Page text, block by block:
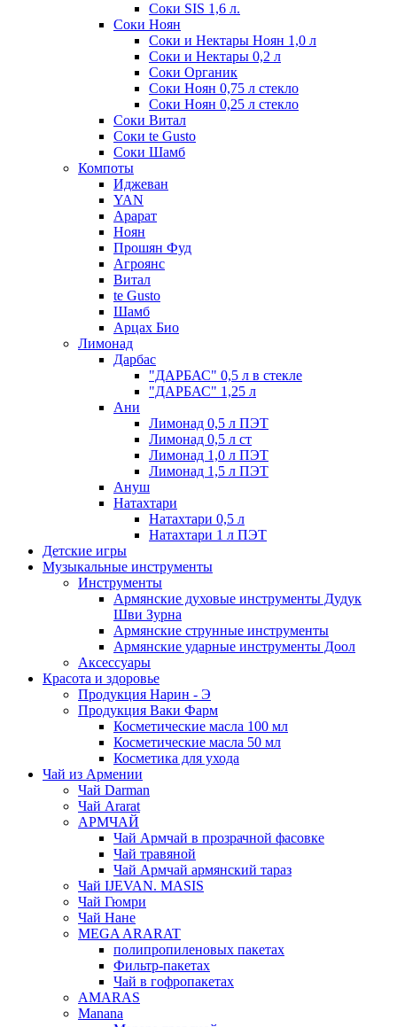
Соки SIS 1,6 л.
Соки Ноян
Соки и Нектары Ноян 1,0 л
Соки и Нектары 0,2 л
Соки Органик
Соки Ноян 0,75 л стекло
Соки Ноян 0,25 л стекло
Соки Витал
Соки te Gusto
Соки Шамб
Компоты
Иджеван
YAN
Арарат
Ноян
Прошян Фуд
Агроянс
Витал
te Gusto
Шамб
Арцах Био
Лимонад
Дарбас
"ДАРБАС" 0,5 л в стекле
"ДАРБАС" 1,25 л
Ани
Лимонад 0,5 л ПЭТ
Лимонад 0,5 л ст
Лимонад 1,0 л ПЭТ
Лимонад 1,5 л ПЭТ
Ануш
Натахтари
Натахтари 0,5 л
Натахтари 1 л ПЭТ
Детские игры
Музыкальные инструменты
Инструменты
Армянские духовые инструменты Дудук
Шви Зурна
Армянские струнные инструменты
Армянские ударные инструменты Доол
Аксессуары
Красота и здоровье
Продукция Нарин - Э
Продукция Ваки Фарм
Косметические масла 100 мл
Косметические масла 50 мл
Косметика для ухода
Чай из Армении
Чай Darman
Чай Ararat
АРМЧАЙ
Чай Армчай в прозрачной фасовке
Чай травяной
Чай Армчай армянский тараз
Чай IJEVAN. MASIS
Чай Гюмри
Чай Нане
MEGA ARARAT
полипропиленовых пакетах
Фильтр-пакетах
Чай в гофропакетах
AMARAS
Manana